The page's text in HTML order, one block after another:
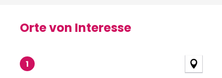
Orte von Interesse
1